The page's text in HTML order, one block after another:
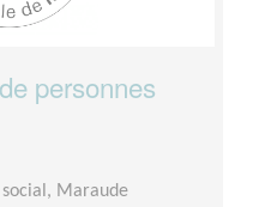
personnes
Maraude